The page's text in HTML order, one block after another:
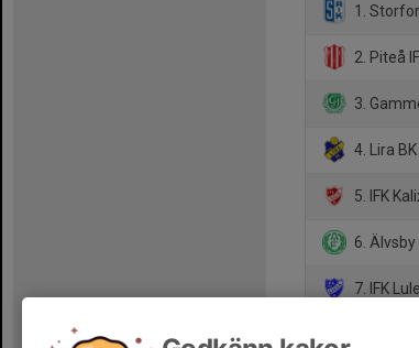
1.
2. Piteå
3.
4. Lira
5. IFK
6. Älvsby
7. IFK